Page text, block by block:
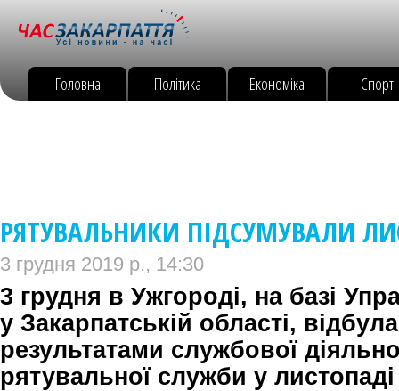
Головна Політика Економіка Спорт
РЯТУВАЛЬНИКИ ПІДСУМУВАЛИ
3 грудня 2019 р., 14:30
3 грудня в Ужгороді, на базі
у Закарпатській області,
результатами службової
рятувальної служби у